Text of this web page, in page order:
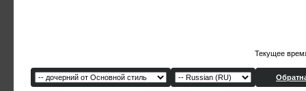
Текущее